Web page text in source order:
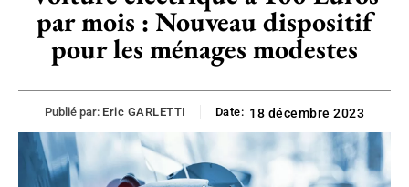
par mois : Nouveau dispositif
pour les ménages modestes
Publié par: Eric GARLETTI Date: 18 décembre 2023